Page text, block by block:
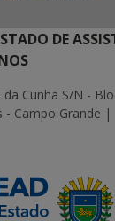
DE
da Cunha S/N -
- Campo Grande |